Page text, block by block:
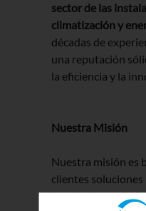
sector de las
climatización y
décadas de
una reputación
la eficiencia y la
Nuestra Misión
Nuestra misión es
clientes
instalaciones de